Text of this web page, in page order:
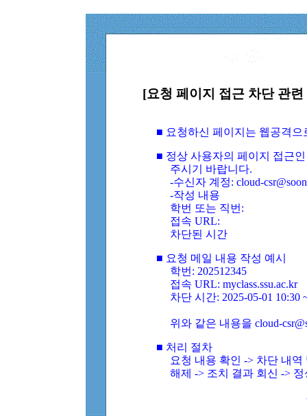
[요청 페이지 접근 차단 관
■ 요청하신 페이지는 웹공격
■ 정상 사용자의 페이지 접근
주시기 바랍니다.
-수신자 계정: cloud-
-작성 내용
학번 또는 직번:
접속 URL:
차단된 시간
■ 요청 메일 내용 작성 예시
학번: 202512345
접속 URL: myclass.ssu.ac.kr
차단 시간: 2025-05-01 10:30
위와 같은 내용을 cloud-
■ 처리 절차
요청 내용 확인 -> 차단 내
해제 -> 조치 결과 회신 ->